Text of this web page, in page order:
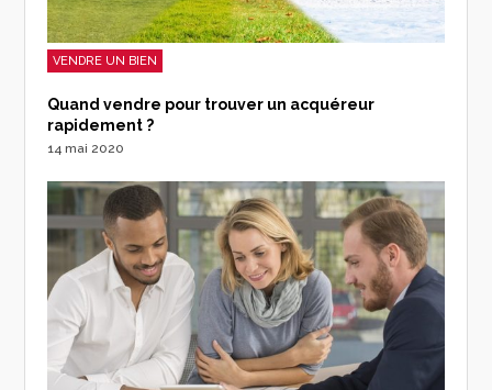
VENDRE UN BIEN
Quand vendre pour trouver un acquéreur
rapidement ?
14 mai 2020